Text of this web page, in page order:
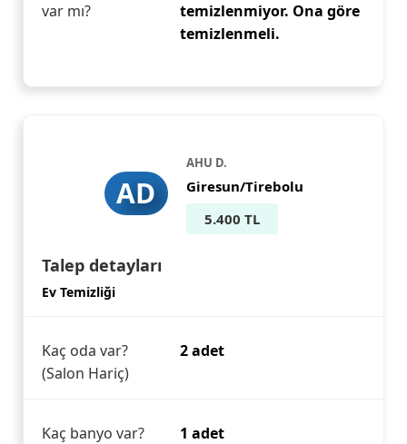
var mı?
temizlenmiyor. Ona göre
temizlenmeli.
AD
AHU D.
Giresun/Tirebolu
5.400 TL
Talep detayları
Ev Temizliği
Kaç oda var?
(Salon Hariç)
2 adet
Kaç banyo var? 1 adet